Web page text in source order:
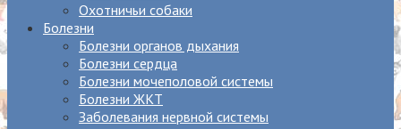
Охотничьи собаки
Болезни
Болезни органов дыхания
Болезни сердца
Болезни мочеполовой системы
Болезни ЖКТ
Заболевания нервной системы